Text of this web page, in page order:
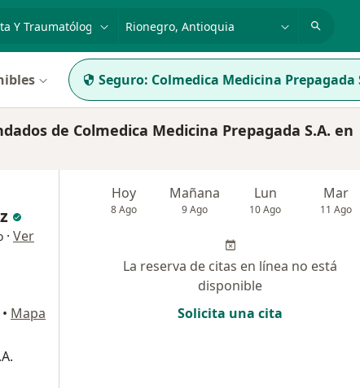
enfermedad o nombre
Seguro: Colmedica Medicina Prepagada
de Colmedica Medicina Prepagada S.A. en
· Ver
• Mapa
Hoy
8 Ago
Mañana
9 Ago
Lun
10 Ago
Mar
11 Ago
La reserva de citas en línea no está
disponible
Solicita una cita